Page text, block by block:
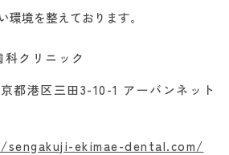
環境を整えております。
クリニック
都港区三田3-10-1 アーバンネット
ekimae-dental.com/